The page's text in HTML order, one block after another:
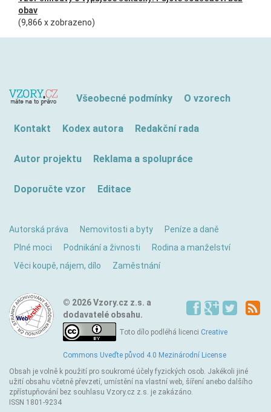
obav
(9,866 x zobrazeno)
Všeobecné podmínky O vzorech
Kontakt Kodex autora Redakční rada
Autor projektu Reklama a spolupráce
Doporučte vzor Editace
Autorská práva Nemovitosti a byty
Peníze a daně
Plné moci
Podnikání a živnosti
Rodina a manželství
Věci koupě, nájem, dílo
Zaměstnání
© 2026 Vzory.cz z.s. a
dodavatelé obsahu.
Toto dílo podléhá licenci Creative
Commons Uveďte původ 4.0 Mezinárodní License
Obsah je volně k použití pro soukromé účely fyzických osob. Jakékoli jiné
užití obsahu včetně převzetí, umístění na vlastní web, šíření anebo dalšího
zpřístupňování bez souhlasu Vzory.cz z.s. je zakázáno.
ISSN 1801-9234